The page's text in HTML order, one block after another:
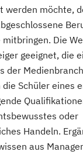
werden möchte,
Die
geeignet, die
der
Schüler eines
oder
Handeln.
aus